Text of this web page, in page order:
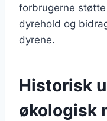
forbrugerne
dyrehold og
dyrene.
Historisk
økologisk